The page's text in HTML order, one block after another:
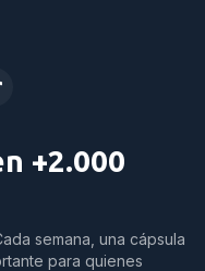
+2.000
semana, una cápsula
para quienes